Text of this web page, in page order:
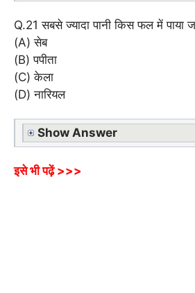
Q.21 सबसे ज्यादा पानी किस फल में पाया
(A) सेब
(B) पपीता
(C) केला
(D) नारियल
Show Answer
इसे भी पढ़ें >>>